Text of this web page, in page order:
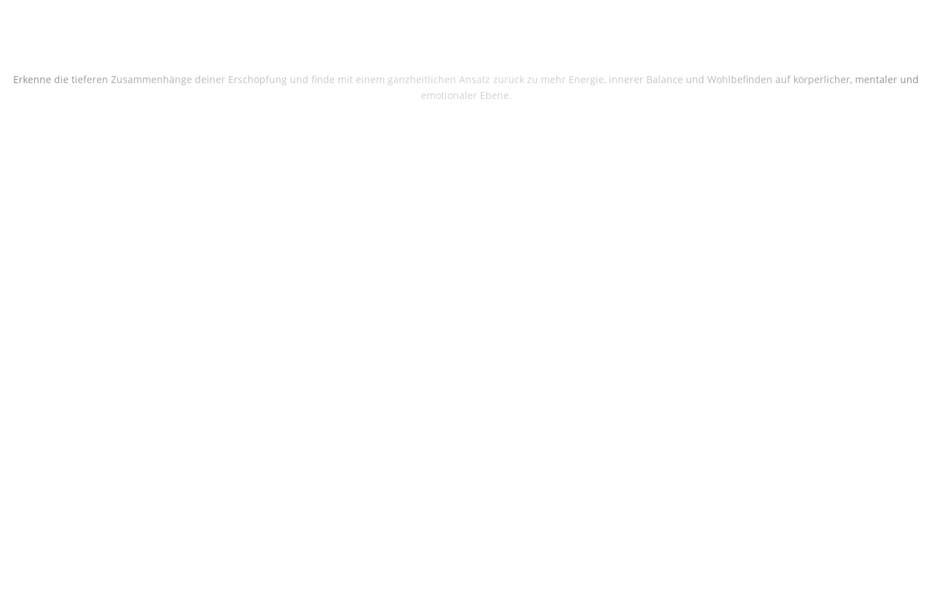
Erkenne die tieferen Zusammenhänge deiner Erschöpfung und finde mit einem ganzheitlichen Ansatz zurück zu mehr Energie, innerer Balance und Wohlbefinden auf körperlicher, mentaler und
emotionaler Ebene.